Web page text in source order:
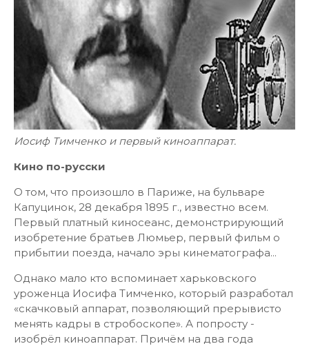
Иосиф Тимченко и первый киноаппарат.
Кино по-русски
О том, что произошло в Париже, на бульваре
Капуцинок, 28 декабря 1895 г., известно всем.
Первый платный киносеанс, демонстрирующий
изобретение братьев Люмьер, первый фильм о
прибытии поезда, начало эры кинематографа...
Однако мало кто вспоминает харьковского
уроженца Иосифа Тимченко, который разработал
«скачковый аппарат, позволяющий прерывисто
менять кадры в стробоскопе». А попросту -
изобрёл киноаппарат. Причём на два года